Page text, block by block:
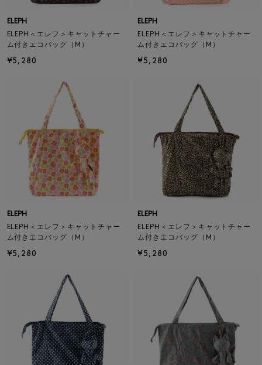
ELEPH
ELEPH＜エレフ＞キャットチャー
ム付きエコバッグ（M）
¥5,280
ELEPH
ELEPH＜エレフ＞キャットチャー
ム付きエコバッグ（M）
¥5,280
ELEPH
ELEPH＜エレフ＞キャットチャー
ム付きエコバッグ（M）
¥5,280
ELEPH
ELEPH＜エレフ＞キャットチャー
ム付きエコバッグ（M）
¥5,280